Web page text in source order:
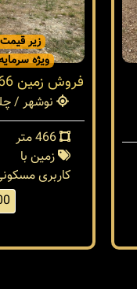
زیر قیمت
ویژه
فروش زمین 466 متری در نوشهر چلندر
نوشهر /
466 متر
زمین با
کاربری